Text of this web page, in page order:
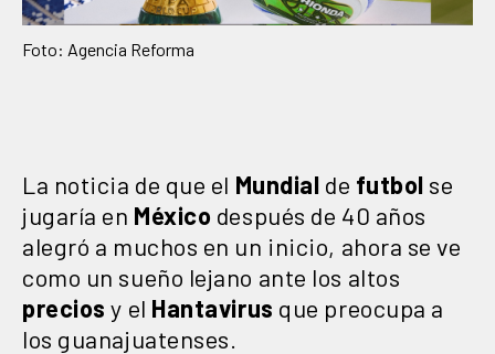
Foto: Agencia Reforma
La noticia de que el Mundial de futbol se
jugaría en México después de 40 años
alegró a muchos en un inicio, ahora se ve
como un sueño lejano ante los altos
precios y el Hantavirus que preocupa a
los guanajuatenses.